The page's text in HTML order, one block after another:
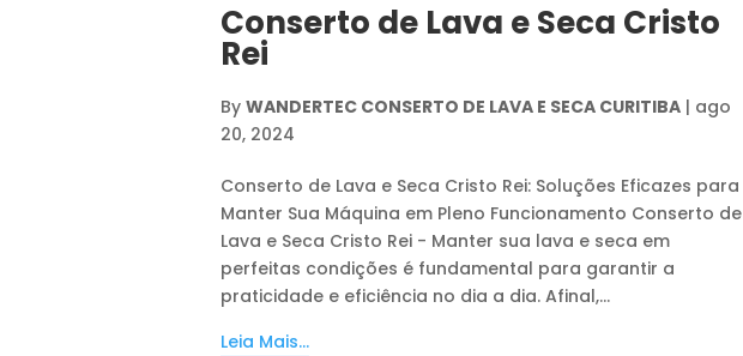
Conserto de Lava e Seca Cristo
Rei
ByWANDERTEC CONSERTO DE LAVA E SECA CURITIBA | ago
20, 2024
Conserto de Lava e Seca Cristo Rei: Soluções Eficazes para
Manter Sua Máquina em Pleno Funcionamento Conserto de
Lava e Seca Cristo Rei - Manter sua lava e seca em
perfeitas condições é fundamental para garantir a
praticidade e eficiência no dia a dia. Afinal,...
Leia Mais...